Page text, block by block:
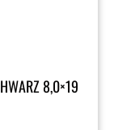
8,0×19